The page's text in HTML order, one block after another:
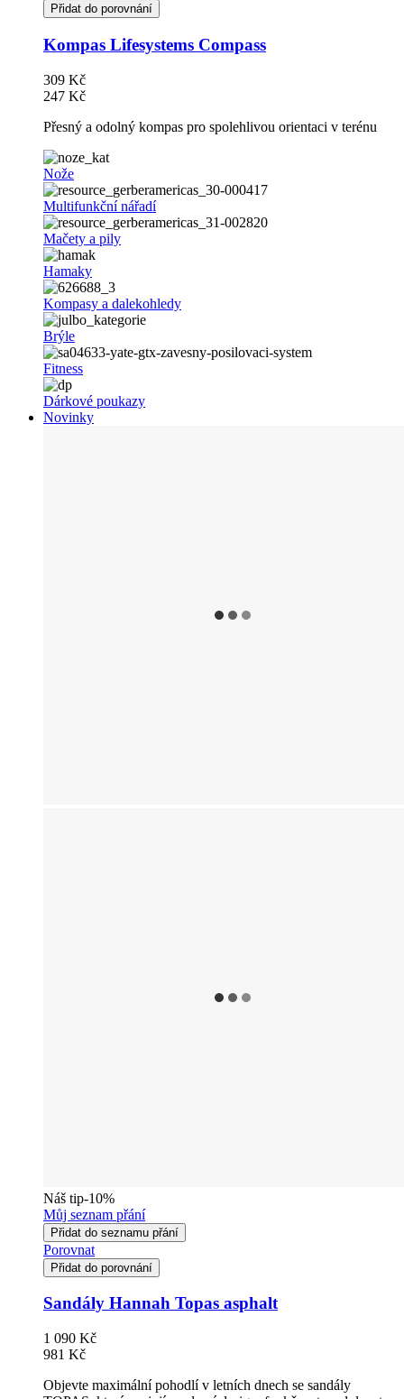
Přidat do porovnání
Kompas Lifesystems Compass
309 Kč
247 Kč
Přesný a odolný kompas pro spolehlivou orientaci v terénu
Nože
Multifunkční nářadí
Mačety a pily
Hamaky
Kompasy a dalekohledy
Brýle
Fitness
Dárkové poukazy
Novinky
Náš tip-10%
Můj seznam přání
Přidat do seznamu přání
Porovnat
Přidat do porovnání
Sandály Hannah Topas asphalt
1 090 Kč
981 Kč
Objevte maximální pohodlí v letních dnech se sandály